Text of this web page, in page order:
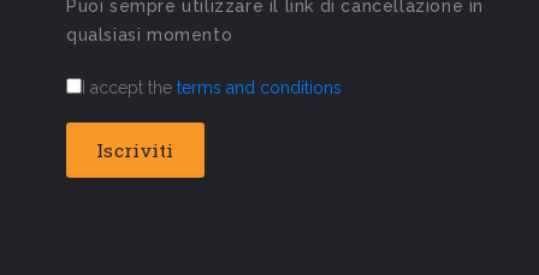
Puoi sempre utilizzare il link di cancellazione in
qualsiasi momento
I accept the terms and conditions